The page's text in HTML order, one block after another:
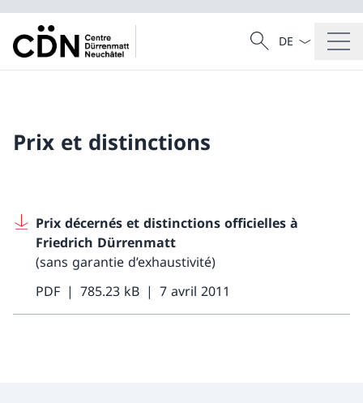
Recherche
Recherche
La langue
Prix et distinctions
Prix décernés et distinctions officielles à
Friedrich Dürrenmatt
(sans garantie d’exhaustivité)
PDF
785.23 kB 7 avril 2011